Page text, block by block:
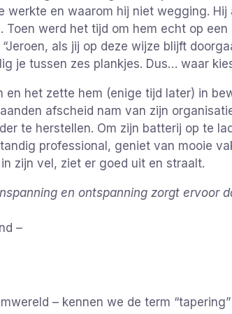
werkte en waarom hij niet wegging. Hij
Toen werd het tijd om hem echt op
als jij op deze wijze blijft
je tussen zes plankjes. Dus… waar
en het zette hem (enige tijd later) in
afscheid nam van zijn
te herstellen. Om zijn batterij op te
professional, geniet van mooie
zijn vel, ziet er goed uit en straalt.
en ontspanning zorgt ervoor
–
– kennen we de term “tapering”